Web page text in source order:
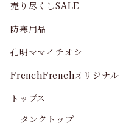
売り尽くしSALE
防寒用品
孔明ママイチオシ
FrenchFrenchオリジナル
トップス
タンクトップ